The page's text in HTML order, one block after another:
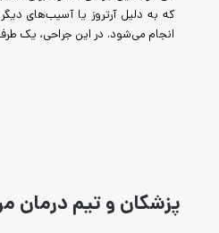
که به دلیل آرتروز یا آسیب‌های
انجام می‌شود. در این جراحی، یک
پزشکان و تیم درمان